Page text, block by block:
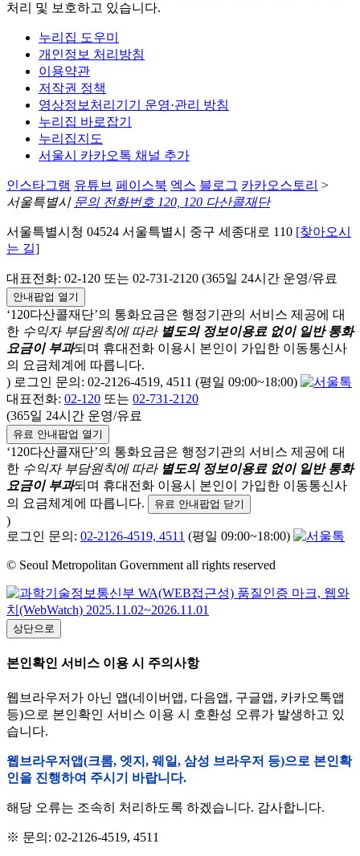
처리 및 보호하고 있습니다.
누리집 도우미
개인정보 처리방침
이용약관
저작권 정책
영상정보처리기기 운영·관리 방침
누리집 바로잡기
누리집지도
서울시 카카오톡 채널 추가
인스타그램 유튜브 페이스북 엑스 블로그 카카오스토리 >
서울특별시 문의 전화번호 120, 120 다산콜재단
서울특별시청 04524 서울특별시 중구 세종대로 110 [찾아오시
는 길]
대표전화: 02-120 또는 02-731-2120 (365일 24시간 운영/유료
안내팝업 열기
‘120다산콜재단’의 통화요금은 행정기관의 서비스 제공에 대
한 수익자 부담원칙에 따라 별도의 정보이용료 없이 일반 통화
요금이 부과되며 휴대전화 이용시 본인이 가입한 이동통신사
의 요금체계에 따릅니다.
) 로그인 문의: 02-2126-4519, 4511 (평일 09:00~18:00)
대표전화: 02-120 또는 02-731-2120
(365일 24시간 운영/유료
유료 안내팝업 열기
‘120다산콜재단’의 통화요금은 행정기관의 서비스 제공에 대
한 수익자 부담원칙에 따라 별도의 정보이용료 없이 일반 통화
요금이 부과되며 휴대전화 이용시 본인이 가입한 이동통신사
의 요금체계에 따릅니다.
유료 안내팝업 닫기
)
로그인 문의: 02-2126-4519, 4511 (평일 09:00~18:00)
© Seoul Metropolitan Government all rights reserved
상단으로
본인확인 서비스 이용 시 주의사항
웹브라우저가 아닌 앱(네이버앱, 다음앱, 구글앱, 카카오톡앱
등)으로 본인확인 서비스 이용 시 호환성 오류가 발생하고 있
습니다.
웹브라우저앱(크롬, 엣지, 웨일, 삼성 브라우저 등)으로 본인확
인을 진행하여 주시기 바랍니다.
해당 오류는 조속히 처리하도록 하겠습니다. 감사합니다.
※ 문의: 02-2126-4519, 4511